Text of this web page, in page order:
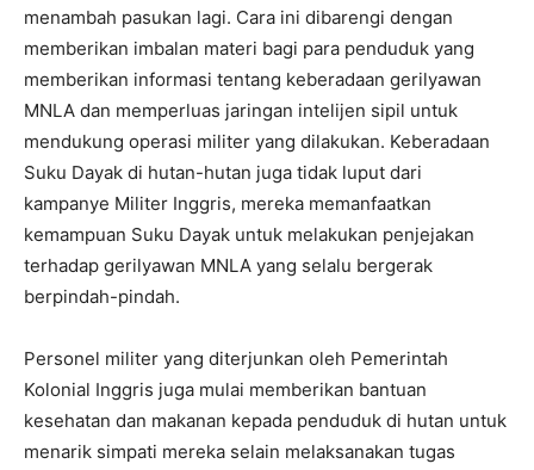
menambah pasukan lagi. Cara ini dibarengi dengan
memberikan imbalan materi bagi para penduduk yang
memberikan informasi tentang keberadaan gerilyawan
MNLA dan memperluas jaringan intelijen sipil untuk
mendukung operasi militer yang dilakukan. Keberadaan
Suku Dayak di hutan-hutan juga tidak luput dari
kampanye Militer Inggris, mereka memanfaatkan
kemampuan Suku Dayak untuk melakukan penjejakan
terhadap gerilyawan MNLA yang selalu bergerak
berpindah-pindah.
Personel militer yang diterjunkan oleh Pemerintah
Kolonial Inggris juga mulai memberikan bantuan
kesehatan dan makanan kepada penduduk di hutan untuk
menarik simpati mereka selain melaksanakan tugas